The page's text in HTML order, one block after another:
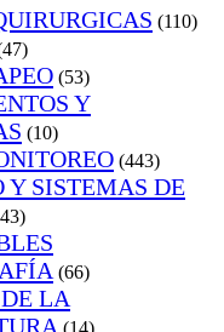
(110)
(53)
Y
(10)
(443)
Y SISTEMAS DE
(66)
LA